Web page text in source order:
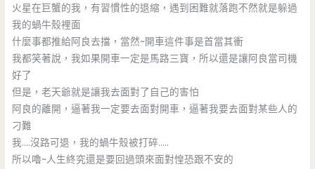
火星在巨蟹的我，有習慣性的退縮，遇到困難就落跑不然就是躲過
我的蝸牛殼裡面
什麼事都推給阿良去擋，當然~開車這件事是首當其衝
我都笑著說，我如果開車一定是馬路三寶，所以還是讓阿良當司機
好了
但是，老天爺就是讓我去面對了自己的害怕
阿良的離開，逼著我一定要去面對開車，逼著我要去面對某些人的
刁難
我….沒路可退，我的蝸牛殼被打碎…..
所以嚕~人生終究還是要回過頭來面對惶恐跟不安的